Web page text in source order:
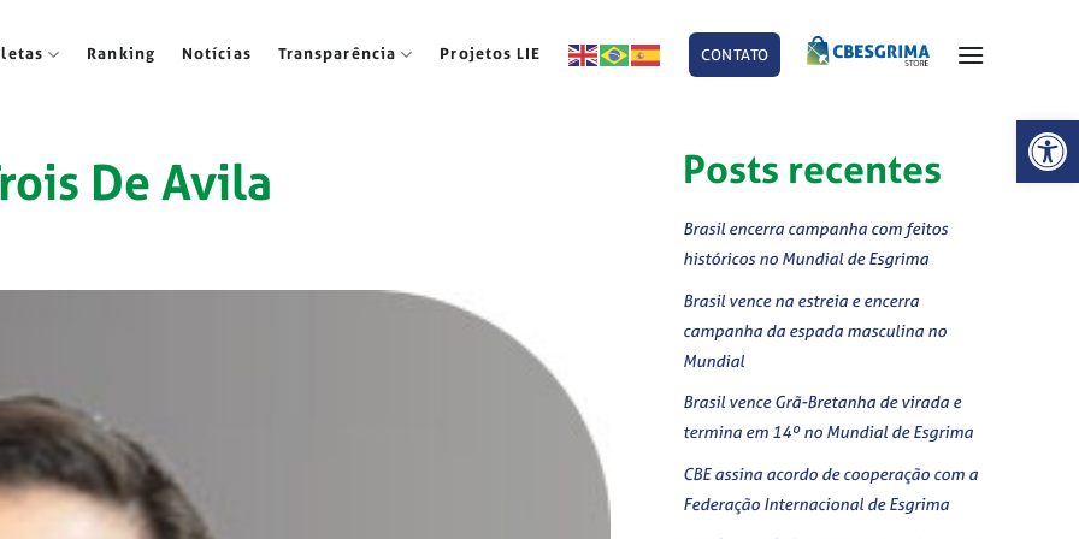
Abrir
Ranking Notícias Transparência Projetos LIE CONTATO
De Avila Posts recentes
Brasil encerra campanha com feitos
históricos no Mundial de Esgrima
Brasil vence na estreia e encerra
campanha da espada masculina no
Mundial
Brasil vence Grã-Bretanha de virada e
termina em 14º no Mundial de Esgrima
CBE assina acordo de cooperação com a
Federação Internacional de Esgrima